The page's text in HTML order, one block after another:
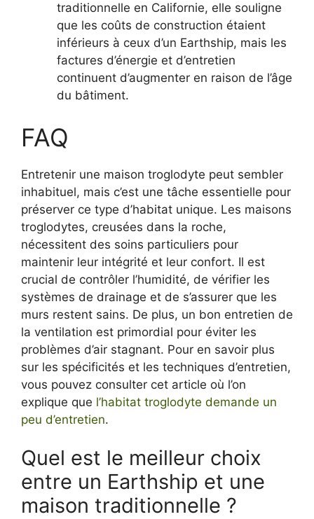
traditionnelle en Californie, elle souligne
que les coûts de construction étaient
inférieurs à ceux d’un Earthship, mais les
factures d’énergie et d’entretien
continuent d’augmenter en raison de l’âge
du bâtiment.
FAQ
Entretenir une maison troglodyte peut sembler
inhabituel, mais c’est une tâche essentielle pour
préserver ce type d’habitat unique. Les maisons
troglodytes, creusées dans la roche,
nécessitent des soins particuliers pour
maintenir leur intégrité et leur confort. Il est
crucial de contrôler l’humidité, de vérifier les
systèmes de drainage et de s’assurer que les
murs restent sains. De plus, un bon entretien de
la ventilation est primordial pour éviter les
problèmes d’air stagnant. Pour en savoir plus
sur les spécificités et les techniques d’entretien,
vous pouvez consulter cet article où l’on
explique que l’habitat troglodyte demande un
peu d’entretien.
Quel est le meilleur choix
entre un Earthship et une
maison traditionnelle ?